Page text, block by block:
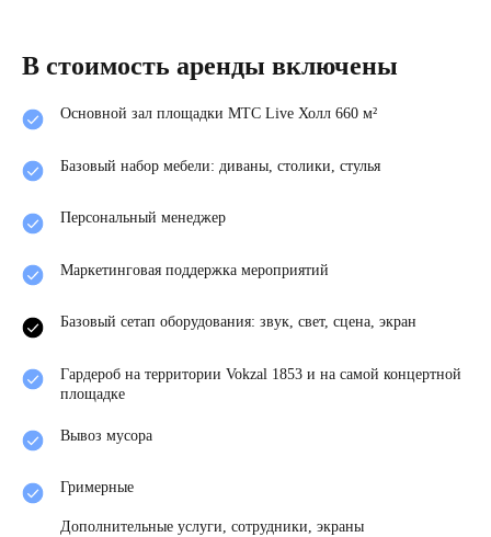
В стоимость аренды включены
Основной зал площадки МТС Live Холл 660 м²
Базовый набор мебели: диваны, столики, стулья
Персональный менеджер
Маркетинговая поддержка мероприятий
Базовый сетап оборудования: звук, свет, сцена, экран
Гардероб на территории Vokzal 1853 и на самой концертной
площадке
Вывоз мусора
Гримерные
Дополнительные услуги, сотрудники, экраны